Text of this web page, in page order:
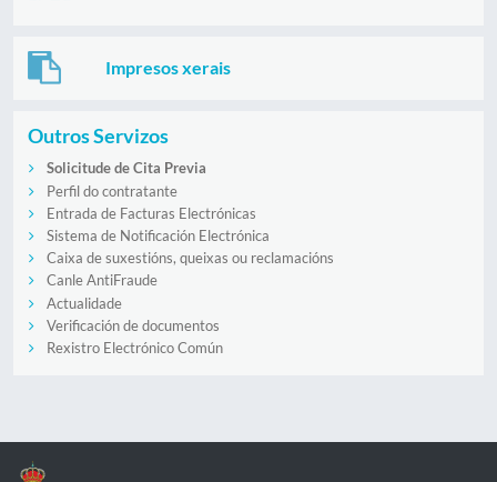
Impresos xerais
Outros Servizos
Solicitude de Cita Previa
Perfil do contratante
Entrada de Facturas Electrónicas
Sistema de Notificación Electrónica
Caixa de suxestións, queixas ou reclamacións
Canle AntiFraude
Actualidade
Verificación de documentos
Rexistro Electrónico Común